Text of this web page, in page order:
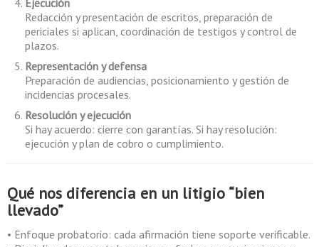
Ejecución
Redacción y presentación de escritos, preparación de
periciales si aplican, coordinación de testigos y control de
plazos.
Representación y defensa
Preparación de audiencias, posicionamiento y gestión de
incidencias procesales.
Resolución y ejecución
Si hay acuerdo: cierre con garantías. Si hay resolución:
ejecución y plan de cobro o cumplimiento.
Qué nos diferencia en un litigio “bien
llevado”
• Enfoque probatorio: cada afirmación tiene soporte verificable.